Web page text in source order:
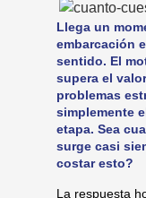
Llega un
embarcación
sentido. El
supera el
problemas
simplemente
etapa. Sea
surge casi
costar esto?
La respuesta